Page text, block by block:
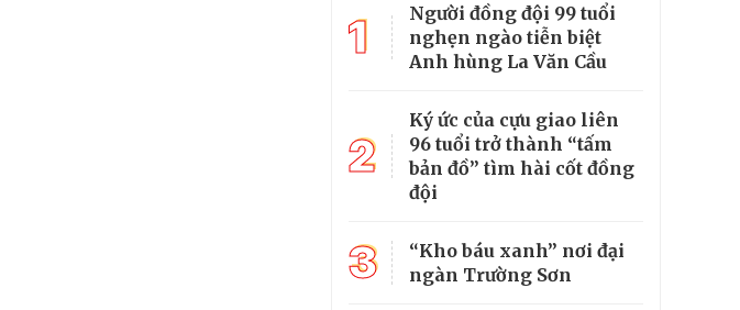
1
Người đồng đội 99 tuổi
nghẹn ngào tiễn biệt
Anh hùng La Văn Cầu
2
Ký ức của cựu giao liên
96 tuổi trở thành “tấm
bản đồ” tìm hài cốt đồng
đội
3
“Kho báu xanh” nơi đại
ngàn Trường Sơn